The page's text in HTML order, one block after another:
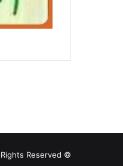
© Copyright 2026, All Rights Reserved